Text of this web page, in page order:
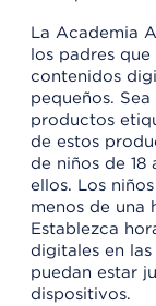
La Academia
los padres
contenidos
pequeños.
productos
de estos
de niños de 18
ellos. Los
menos de una
Establezca
digitales en
puedan estar
dispositivos.